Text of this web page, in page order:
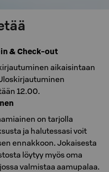
& Check-out
aikaisintaan
12.00.
on tarjolla
ja halutessasi voit
ennakkoon. Jokaisesta
löytyy myös oma
valmistaa aamupalaa.